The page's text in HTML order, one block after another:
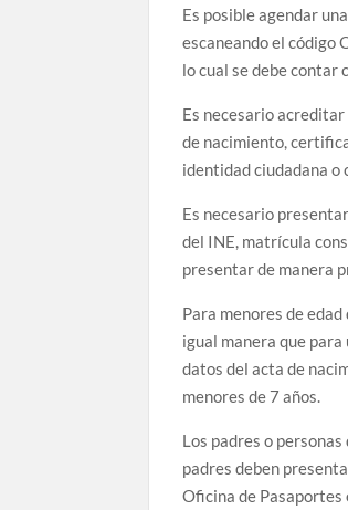
Es posible agendar
escaneando el código
lo cual se debe contar
Es necesario
de nacimiento,
identidad ciudadana
Es necesario
del INE, matrícula
presentar de manera
Para menores de
igual manera que
datos del acta de
menores de 7 años.
Los padres o
padres deben
Oficina de